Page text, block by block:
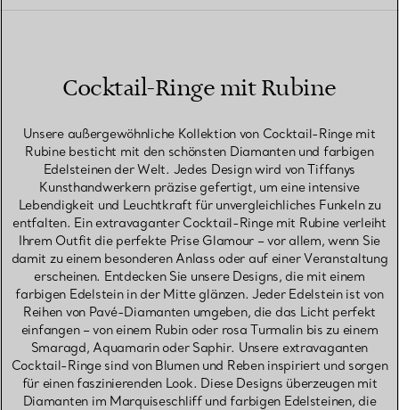
Cocktail-Ringe mit Rubine
Unsere außergewöhnliche Kollektion von Cocktail-Ringe mit
Rubine besticht mit den schönsten Diamanten und farbigen
Edelsteinen der Welt. Jedes Design wird von Tiffanys
Kunsthandwerkern präzise gefertigt, um eine intensive
Lebendigkeit und Leuchtkraft für unvergleichliches Funkeln zu
entfalten. Ein extravaganter Cocktail-Ringe mit Rubine verleiht
Ihrem Outfit die perfekte Prise Glamour – vor allem, wenn Sie
damit zu einem besonderen Anlass oder auf einer Veranstaltung
erscheinen. Entdecken Sie unsere Designs, die mit einem
farbigen Edelstein in der Mitte glänzen. Jeder Edelstein ist von
Reihen von Pavé-Diamanten umgeben, die das Licht perfekt
einfangen – von einem Rubin oder rosa Turmalin bis zu einem
Smaragd, Aquamarin oder Saphir. Unsere extravaganten
Cocktail-Ringe sind von Blumen und Reben inspiriert und sorgen
für einen faszinierenden Look. Diese Designs überzeugen mit
Diamanten im Marquiseschliff und farbigen Edelsteinen, die